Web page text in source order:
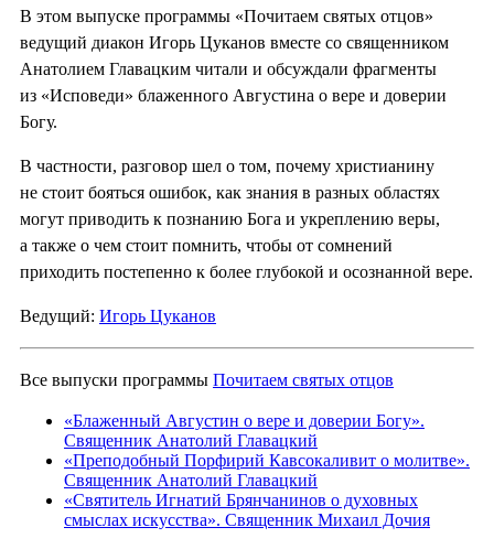
В этом выпуске программы «Почитаем святых отцов»
ведущий диакон Игорь Цуканов вместе со священником
Анатолием Главацким читали и обсуждали фрагменты
из «Исповеди» блаженного Августина о вере и доверии
Богу.
В частности, разговор шел о том, почему христианину
не стоит бояться ошибок, как знания в разных областях
могут приводить к познанию Бога и укреплению веры,
а также о чем стоит помнить, чтобы от сомнений
приходить постепенно к более глубокой и осознанной вере.
Ведущий: Игорь Цуканов
Все выпуски программы Почитаем святых отцов
«Блаженный Августин о вере и доверии Богу».
Священник Анатолий Главацкий
«Преподобный Порфирий Кавсокаливит о молитве».
Священник Анатолий Главацкий
«Святитель Игнатий Брянчанинов о духовных
смыслах искусства». Священник Михаил Дочия